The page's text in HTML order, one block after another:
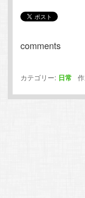
comments
カテゴリー: 日常